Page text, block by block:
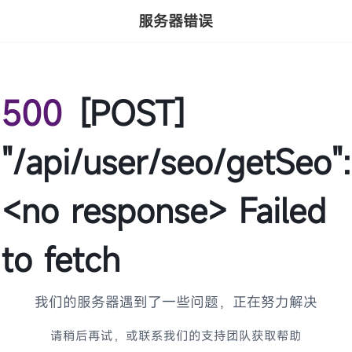
服务器错误
500 [POST]
"/api/user/seo/getSeo":
<no response> Failed
to fetch
我们的服务器遇到了一些问题，正在努力解决
请稍后再试，或联系我们的支持团队获取帮助